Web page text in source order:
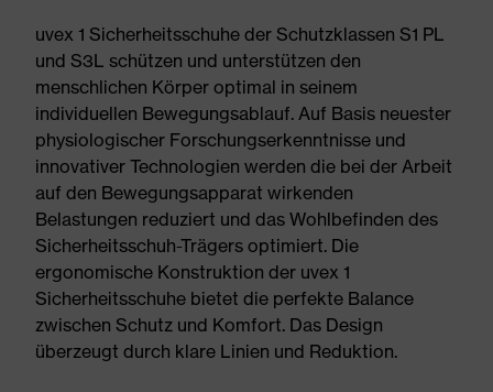
uvex 1 Sicherheitsschuhe der Schutzklassen S1 PL
und S3L schützen und unterstützen den
menschlichen Körper optimal in seinem
individuellen Bewegungsablauf. Auf Basis neuester
physiologischer Forschungserkenntnisse und
innovativer Technologien werden die bei der Arbeit
auf den Bewegungsapparat wirkenden
Belastungen reduziert und das Wohlbefinden des
Sicherheitsschuh-Trägers optimiert. Die
ergonomische Konstruktion der uvex 1
Sicherheitsschuhe bietet die perfekte Balance
zwischen Schutz und Komfort. Das Design
überzeugt durch klare Linien und Reduktion.